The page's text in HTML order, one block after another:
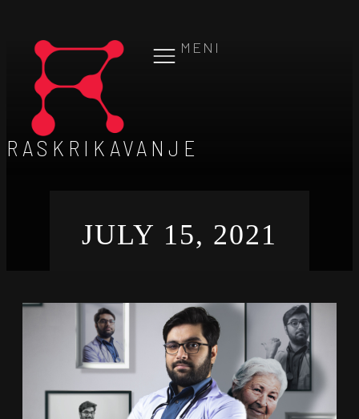
MENI
RASKRIKAVANJE
JULY 15, 2021